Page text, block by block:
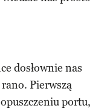
dosłownie nas
Pierwszą
portu,